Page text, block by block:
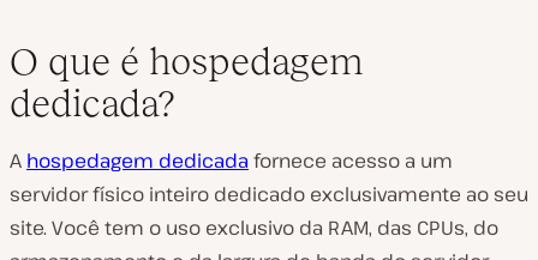
O que é hospedagem
dedicada?
A hospedagem dedicadafornece acesso a um
servidor físico inteiro dedicado exclusivamente ao seu
site. Você tem o uso exclusivo da RAM, das CPUs, do